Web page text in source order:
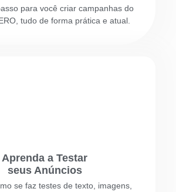
para você criar campanhas do
tudo de forma prática e atual.
Aprenda a Testar
seus Anúncios
se faz testes de texto, imagens,